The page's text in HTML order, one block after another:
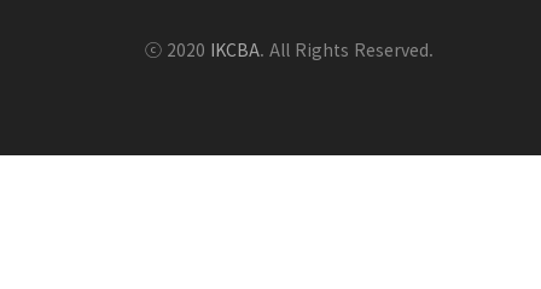
ⓒ 2020 IKCBA. All Rights Reserved.